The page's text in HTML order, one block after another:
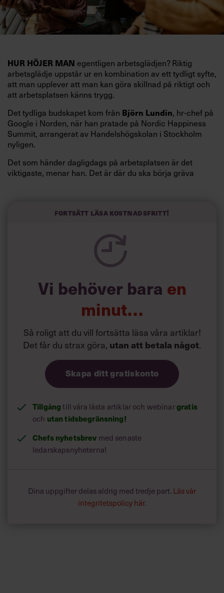
HUR HÖJER MAN egentligen arbetsglädjen? Riktig
arbetsglädje uppstår ur en kombination av ett tydligt syfte,
att man upplever att man kan göra skillnad på riktigt och
att arbetsplatsen känns trygg.
Det tydliga budskapet kom från Björn Lundin, hr-chef på
Google i Norden, när han pratade på Nordic Happiness
Summit, arrangerat av Handelshögskolan i Stockholm
nyligen.
Det som händer dagligdags på arbetsplatsen är det
viktigaste, menar han. Det är där du ska börja gräva
och höjt arbetsglädjen på Google:
Fortsätt läsa kostnadsfritt!
Vi behöver bara en
minut…
Så roligt att du vill fortsätta läsa våra artiklar!
Det får du strax göra, utan att betala något.
Skapa ditt gratiskonto
Tillgångtill våra låsta artiklar och webinargratis
och utan tidsbegränsning!
Chefs nyhetsbrev med senaste
ledarskapsnyheterna!
Dina uppgifter delas aldrig med tredje part. Läs vår
integritetspolicy här.